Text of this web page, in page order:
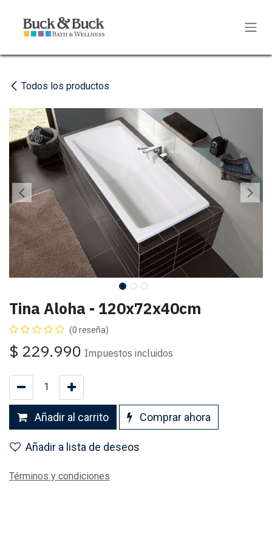
Todos los productos
Tina Aloha - 120x72x40cm
(0 reseña)
$ 229.990 Impuestos incluidos
Añadir al carrito Comprar ahora
Añadir a lista de deseos
Términos y condiciones